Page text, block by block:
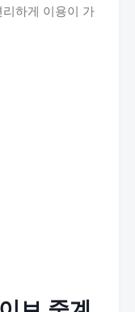
하게 이용이 가